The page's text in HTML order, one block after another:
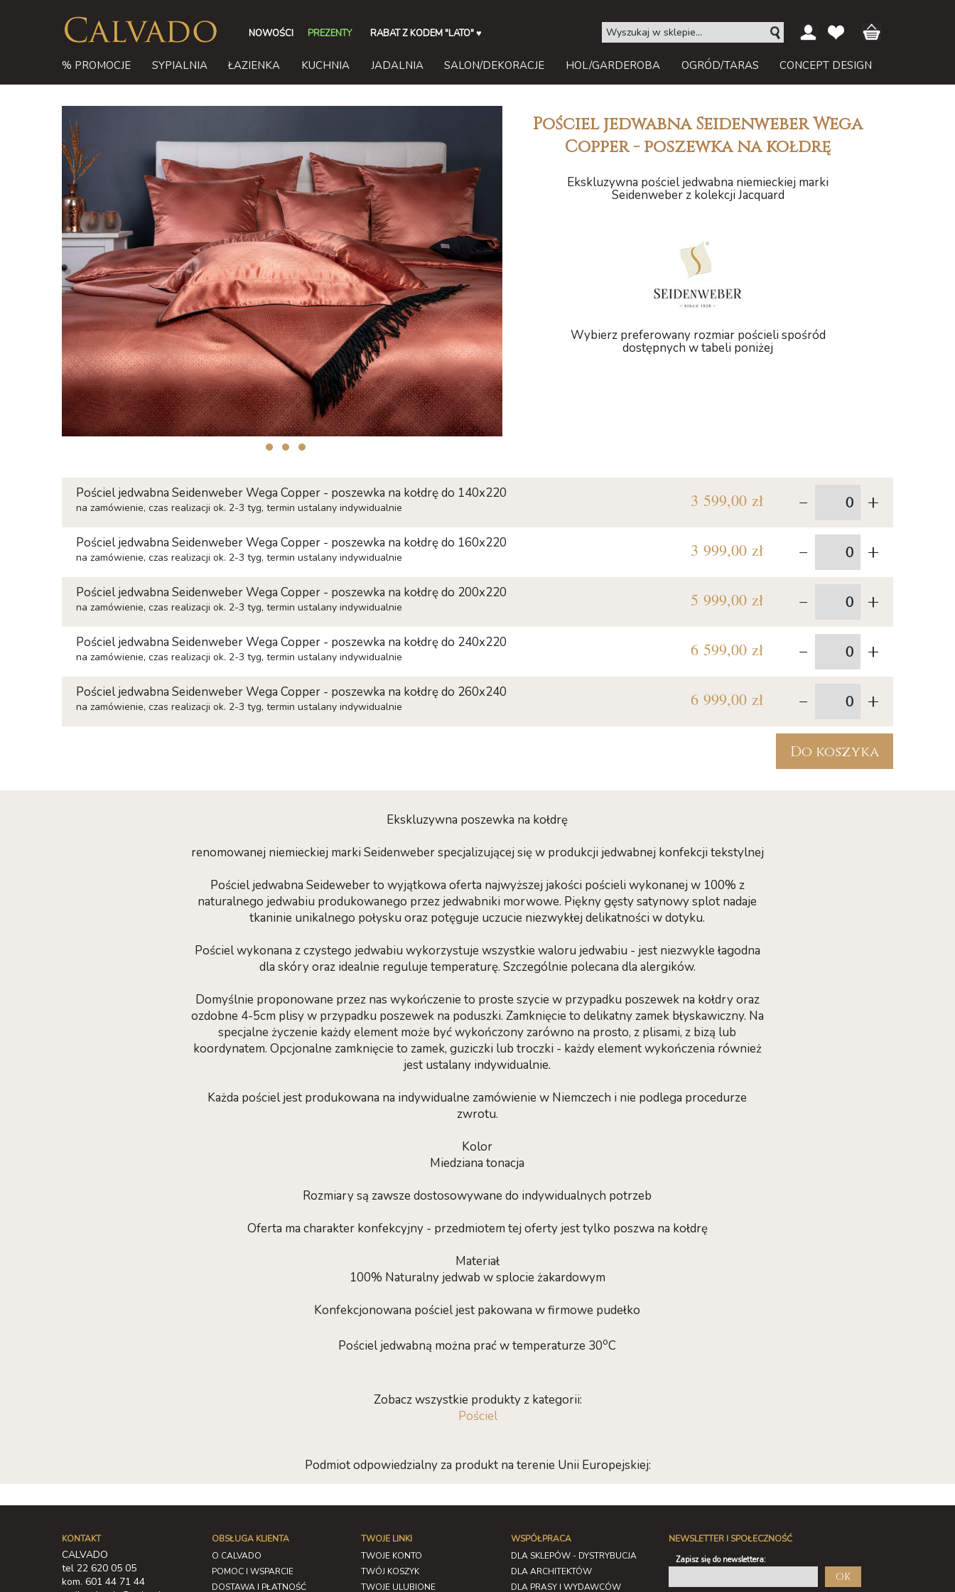
NOWOŚCI PREZENTY RABAT Z KODEM "LATO"♥
% PROMOCJE SYPIALNIA ŁAZIENKA KUCHNIA JADALNIA SALON/DEKORACJE HOL/GARDEROBA OGRÓD/TARAS CONCEPT DESIGN
Pościel jedwabna Seidenweber Wega
Copper - poszewka na kołdrę
Ekskluzywna pościel jedwabna niemieckiej marki
Seidenweber z kolekcji Jacquard
Wybierz preferowany rozmiar pościeli spośród
dostępnych w tabeli poniżej
Pościel jedwabna Seidenweber Wega Copper - poszewka na kołdrę do 140x220
na zamówienie, czas realizacji ok. 2-3 tyg, termin ustalany indywidualnie 3 599,00 zł - +
Pościel jedwabna Seidenweber Wega Copper - poszewka na kołdrę do 160x220
na zamówienie, czas realizacji ok. 2-3 tyg, termin ustalany indywidualnie 3 999,00 zł - +
Pościel jedwabna Seidenweber Wega Copper - poszewka na kołdrę do 200x220
na zamówienie, czas realizacji ok. 2-3 tyg, termin ustalany indywidualnie 5 999,00 zł - +
Pościel jedwabna Seidenweber Wega Copper - poszewka na kołdrę do 240x220
na zamówienie, czas realizacji ok. 2-3 tyg, termin ustalany indywidualnie 6 599,00 zł - +
Pościel jedwabna Seidenweber Wega Copper - poszewka na kołdrę do 260x240
na zamówienie, czas realizacji ok. 2-3 tyg, termin ustalany indywidualnie 6 999,00 zł - +
Do koszyka
Ekskluzywna poszewka na kołdrę
renomowanej niemieckiej marki Seidenweber specjalizującej się w produkcji jedwabnej konfekcji tekstylnej
Pościel jedwabna Seideweber to wyjątkowa oferta najwyższej jakości pościeli wykonanej w 100% z
naturalnego jedwabiu produkowanego przez jedwabniki morwowe. Piękny gęsty satynowy splot nadaje
tkaninie unikalnego połysku oraz potęguje uczucie niezwykłej delikatności w dotyku.
Pościel wykonana z czystego jedwabiu wykorzystuje wszystkie waloru jedwabiu - jest niezwykle łagodna
dla skóry oraz idealnie reguluje temperaturę. Szczególnie polecana dla alergików.
Domyślnie proponowane przez nas wykończenie to proste szycie w przypadku poszewek na kołdry oraz
ozdobne 4-5cm plisy w przypadku poszewek na poduszki. Zamknięcie to delikatny zamek błyskawiczny. Na
specjalne życzenie każdy element może być wykończony zarówno na prosto, z plisami, z bizą lub
koordynatem. Opcjonalne zamknięcie to zamek, guziczki lub troczki - każdy element wykończenia również
jest ustalany indywidualnie.
Każda pościel jest produkowana na indywidualne zamówienie w Niemczech i nie podlega procedurze
zwrotu.
Kolor
Miedziana tonacja
Rozmiary są zawsze dostosowywane do indywidualnych potrzeb
Oferta ma charakter konfekcyjny - przedmiotem tej oferty jest tylko poszwa na kołdrę
Materiał
100% Naturalny jedwab w splocie żakardowym
Konfekcjonowana pościel jest pakowana w firmowe pudełko
Pościel jedwabną można prać w temperaturze 30oC
Zobacz wszystkie produkty z kategorii:
Pościel
Podmiot odpowiedzialny za produkt na terenie Unii Europejskiej:
KONTAKT
CALVADO
tel 22 620 05 05
kom. 601 44 71 44
OBSŁUGA KLIENTA
O CALVADO
POMOC I WSPARCIE
DOSTAWA I PŁATNOŚĆ
TWOJE LINKI
TWOJE KONTO
TWÓJ KOSZYK
TWOJE ULUBIONE
WSPÓŁPRACA
DLA SKLEPÓW - DYSTRYBUCJA
DLA ARCHITEKTÓW
DLA PRASY I WYDAWCÓW
NEWSLETTER I SPOŁECZNOŚĆ
Zapisz się do newslettera:
OK